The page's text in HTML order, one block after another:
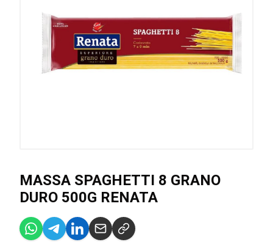
MASSA SPAGHETTI 8 GRANO
DURO 500G RENATA